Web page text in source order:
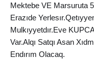
Mektebe VE Marsuruta
Erazıde
Mulkıyyetdır.Eve
Var.Alqı Satqı Asan
Endırım Olacaq.